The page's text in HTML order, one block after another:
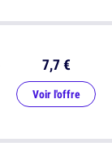
7,7 €
Voir l'offre